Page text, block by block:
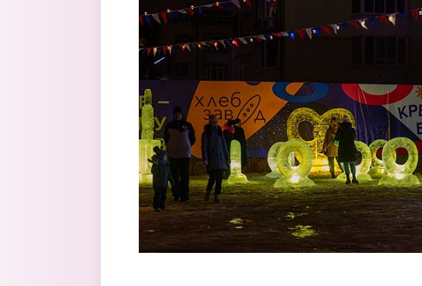
Перейти к основному содержанию